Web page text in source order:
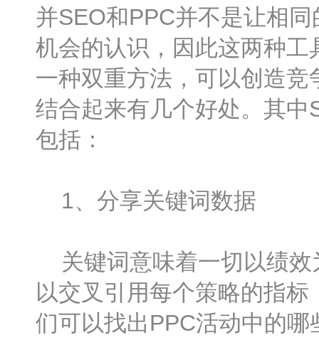
并SEO和PPC并不是让相
机会的认识，因此这两种
一种双重方法，可以创造
结合起来有几个好处。其
包括：
1、分享关键词数据
关键词意味着一切以绩效
以交叉引用每个策略的指
们可以找出PPC活动中的